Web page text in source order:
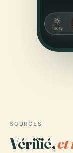
SOURCES
Vérifié,et